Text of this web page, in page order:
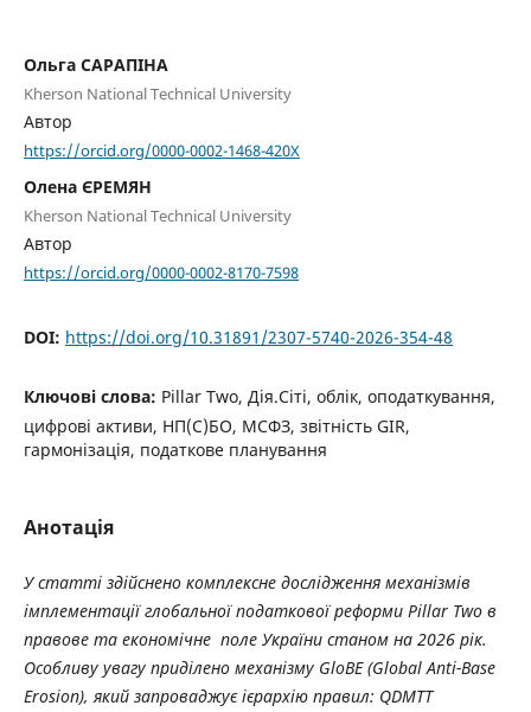
Ольга САРАПІНА
Kherson National Technical University
Автор
https://orcid.org/0000-0002-1468-420X
Олена ЄРЕМЯН
Kherson National Technical University
Автор
https://orcid.org/0000-0002-8170-7598
DOI: https://doi.org/10.31891/2307-5740-2026-354-48
Ключові слова: Pillar Two, Дія.Сіті, облік, оподаткування,
цифрові активи, НП(С)БО, МСФЗ, звітність GIR,
гармонізація, податкове планування
Анотація
У статті здійснено комплексне дослідження механізмів
імплементації глобальної податкової реформи Pillar Two в
правове та економічне поле України станом на 2026 рік.
Особливу увагу приділено механізму GloBE (Global Anti-Base
Erosion), який запроваджує ієрархію правил: QDMTT